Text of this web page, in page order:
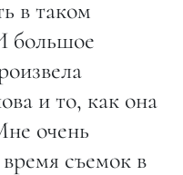
в таком
большое
и то, как она
очень
съемок в